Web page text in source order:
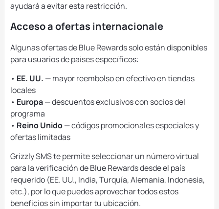
ayudará a evitar esta restricción.
Acceso a ofertas internacionale
Algunas ofertas de Blue Rewards solo están disponibles
para usuarios de países específicos:
• EE. UU. — mayor reembolso en efectivo en tiendas
locales
• Europa— descuentos exclusivos con socios del
programa
• Reino Unido— códigos promocionales especiales y
ofertas limitadas
Grizzly SMS te permite seleccionar un número virtual
para la verificación de Blue Rewards desde el país
requerido (EE. UU., India, Turquía, Alemania, Indonesia,
etc.), por lo que puedes aprovechar todos estos
beneficios sin importar tu ubicación.